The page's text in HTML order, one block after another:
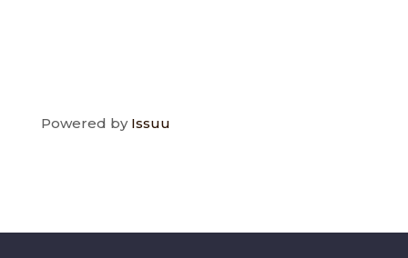
Powered by Issuu